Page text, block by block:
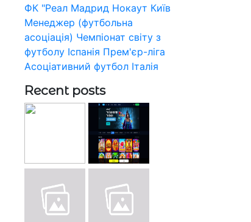
ФК "Реал Мадрид Нокаут Київ
Менеджер (футбольна
асоціація) Чемпіонат світу з
футболу Іспанія Прем'єр-ліга
Асоціативний футбол Італія
Recent posts